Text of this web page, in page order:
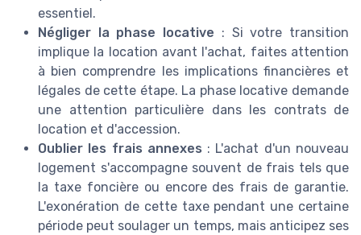
essentiel.
Négliger la phase locative : Si votre transition
implique la location avant l'achat, faites attention
à bien comprendre les implications financières et
légales de cette étape. La phase locative demande
une attention particulière dans les contrats de
location et d'accession.
Oublier les frais annexes : L'achat d'un nouveau
logement s'accompagne souvent de frais tels que
la taxe foncière ou encore des frais de garantie.
L'exonération de cette taxe pendant une certaine
période peut soulager un temps, mais anticipez ses